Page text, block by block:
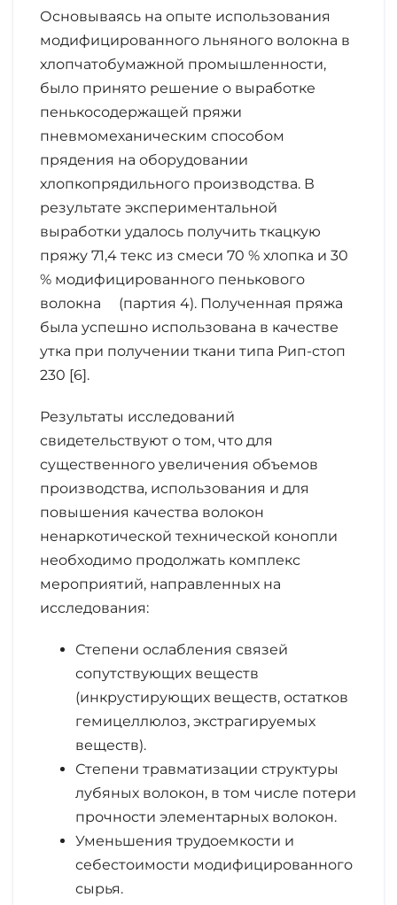
Основываясь на опыте использования
модифицированного льняного волокна в
хлопчатобумажной промышленности,
было принято решение о выработке
пенькосодержащей пряжи
пневмомеханическим способом
прядения на оборудовании
хлопкопрядильного производства. В
результате экспериментальной
выработки удалось получить ткацкую
пряжу 71,4 текс из смеси 70 % хлопка и 30
% модифицированного пенькового
волокна (партия 4). Полученная пряжа
была успешно использована в качестве
утка при получении ткани типа Рип-стоп
230 [6].
Результаты исследований
свидетельствуют о том, что для
существенного увеличения объемов
производства, использования и для
повышения качества волокон
ненаркотической технической конопли
необходимо продолжать комплекс
мероприятий, направленных на
исследования:
Степени ослабления связей
сопутствующих веществ
(инкрустирующих веществ, остатков
гемицеллюлоз, экстрагируемых
веществ).
Степени травматизации структуры
лубяных волокон, в том числе потери
прочности элементарных волокон.
Уменьшения трудоемкости и
себестоимости модифицированного
сырья.